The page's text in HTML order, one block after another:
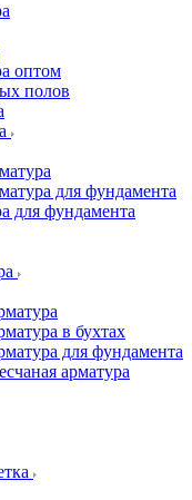
оптом
полов
для фундамента
для фундамента
в бухтах
для фундамента
арматура